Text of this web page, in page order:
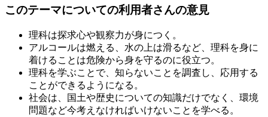
このテーマについての利用者さんの意見
理科は探求心や観察力が身につく。
アルコールは燃える、水の上は滑るなど、理科を身に
着けることは危険から身を守るのに役立つ。
理科を学ぶことで、知らないことを調査し、応用する
ことができるようになる。
社会は、国土や歴史についての知識だけでなく、環境
問題など今考えなければいけないことを学べる。